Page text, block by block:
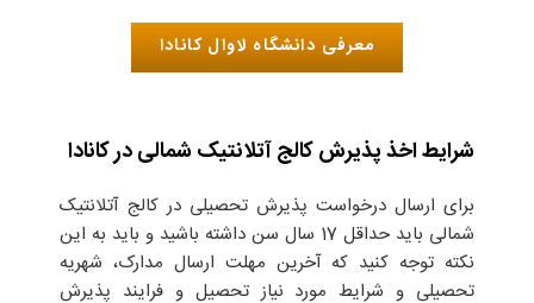
معرفی دانشگاه لاوال کانادا
شرایط اخذ پذیرش کالج آتلانتیک شمالی در کانادا
برای ارسال درخواست پذیرش تحصیلی در کالج آتلانتیک
شمالی باید حداقل 17 سال سن داشته باشید و باید به این
نکته توجه کنید که آخرین مهلت ارسال مدارک، شهریه
تحصیلی و شرایط مورد نیاز تحصیل و فرایند پذیرش